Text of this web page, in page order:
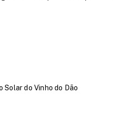
Solar do Vinho do Dão